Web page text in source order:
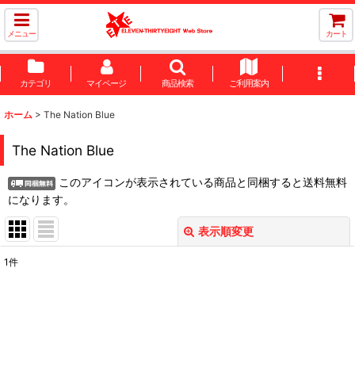
メニュー カート
カテゴリ マイページ 商品検索 ご利用案内
ホーム > The Nation Blue
The Nation Blue
このアイコンが表示されている商品と同梱すると送料無料
になります。
表示順変更
1件